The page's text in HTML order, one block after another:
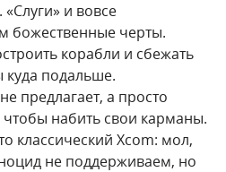
и вовсе
божественные черты.
корабли и сбежать
куда подальше.
предлагает, а просто
чтобы набить свои карманы.
классический Xcom: мол,
не поддерживаем, но